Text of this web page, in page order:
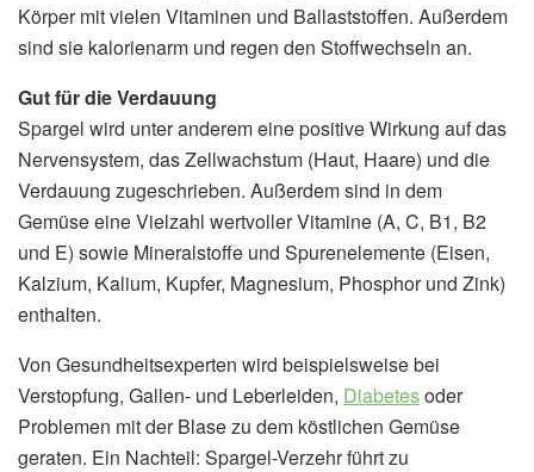
Körper mit vielen Vitaminen und Ballaststoffen. Außerdem
sind sie kalorienarm und regen den Stoffwechseln an.
Gut für die Verdauung
Spargel wird unter anderem eine positive Wirkung auf das
Nervensystem, das Zellwachstum (Haut, Haare) und die
Verdauung zugeschrieben. Außerdem sind in dem
Gemüse eine Vielzahl wertvoller Vitamine (A, C, B1, B2
und E) sowie Mineralstoffe und Spurenelemente (Eisen,
Kalzium, Kalium, Kupfer, Magnesium, Phosphor und Zink)
enthalten.
Von Gesundheitsexperten wird beispielsweise bei
Verstopfung, Gallen- und Leberleiden, Diabetesoder
Problemen mit der Blase zu dem köstlichen Gemüse
geraten. Ein Nachteil: Spargel-Verzehr führt zu